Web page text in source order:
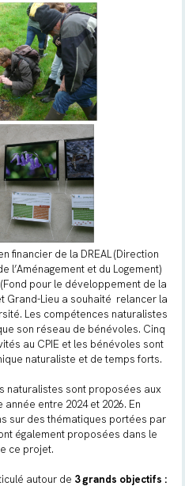
financier de la DREAL (Direction
l’Aménagement et du Logement)
pour le développement de la
Grand-Lieu a souhaité relancer la
Les compétences naturalistes
son réseau de bénévoles. Cinq
au CPIE et les bénévoles sont
naturaliste et de temps forts.
naturalistes sont proposées aux
entre 2024 et 2026. En
sur des thématiques portées par
également proposées dans le
ce projet.
autour de 3 grands objectifs :